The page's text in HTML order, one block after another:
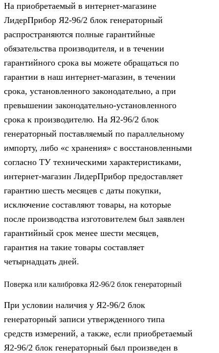
На приобретаемый в интернет-магазине
ЛидерПрибор Я2-96/2 блок генераторный
распространяются полные гарантийные
обязательства производителя, и в течении
гарантийного срока вы можете обращаться по
гарантии в наш интернет-магазин, в течении
срока, установленного законодательно, а при
превышении законодательно-установленного
срока к производителю. На Я2-96/2 блок
генераторный поставляемый по параллельному
импорту, либо «с хранения» с восстановленными
согласно ТУ техническими характеристиками,
интернет-магазин ЛидерПрибор предоставляет
гарантию шесть месяцев с даты покупки,
исключение составляют товары, на которые
после производства изготовителем был заявлен
гарантийный срок менее шести месяцев,
гарантия на такие товары составляет
четырнадцать дней.
Поверка или калибровка Я2-96/2 блок генераторный
При условии наличия у Я2-96/2 блок
генераторный записи утвержденного типа
средств измерений, а также, если приобретаемый
Я2-96/2 блок генераторный был произведен в